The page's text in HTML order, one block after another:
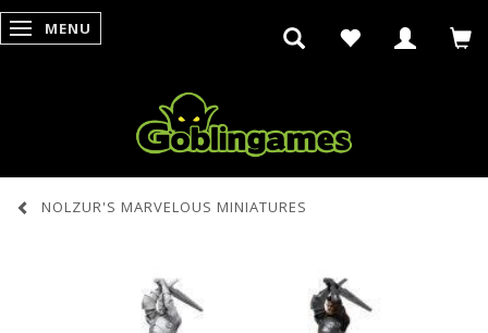
SKIFTE NAVIGATION
MENU
NOLZUR'S MARVELOUS MINIATURES